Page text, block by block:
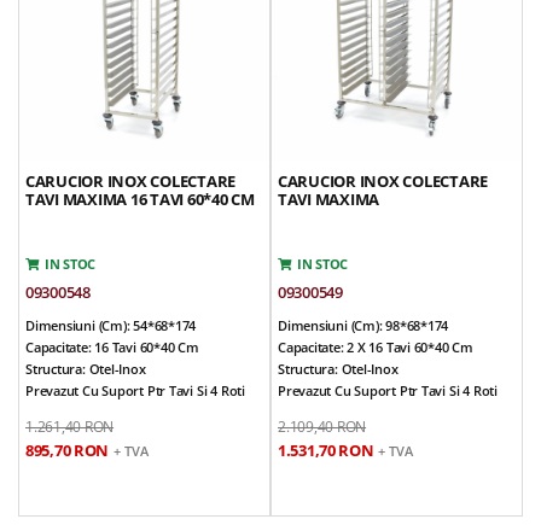
Produs Promotional
CARUCIOR INOX COLECTARE
TAVI MAXIMA 16 TAVI 60*40 CM
IN STOC
09300548
Dimensiuni (cm): 54*68*174
Capacitate: 16 Tavi 60*40 Cm
Structura: Otel-Inox
Prevazut Cu Suport Ptr Tavi Si 4 Roti
Rotile Sunt Prevazute Cu Sisteme De
Franare (la 2 Roti)
Distanta Intre Suporti: 85 Mm
1.261,40 RON
895,70 RON + TVA
CARUCIOR INOX COLECTARE
TAVI MAXIMA
IN STOC
09300549
Dimensiuni (cm): 98*68*174
Capacitate: 2 X 16 Tavi 60*40 Cm
Structura: Otel-Inox
Prevazut Cu Suport Ptr Tavi Si 4 Roti
Rotile Sunt Prevazute Cu Sisteme De
Franare (la 2 Roti)
Distanta Intre Suporti: 85 Mm
2.109,40 RON
1.531,70 RON + TVA